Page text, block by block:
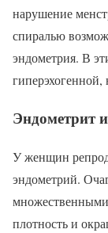
нарушение
спиралью
эндометрия. В
Эндометрит
У женщин
эндометрий.
плотность и